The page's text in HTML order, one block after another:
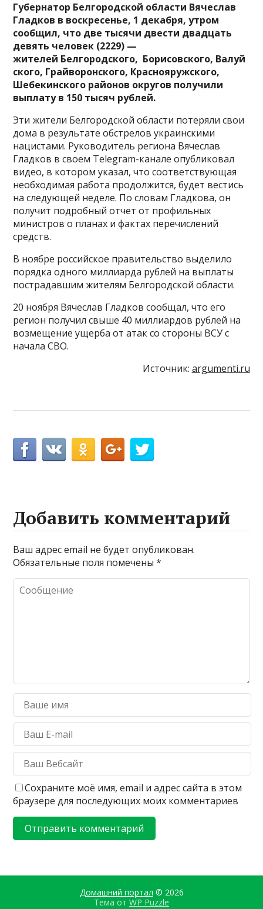
Губернатор Белгородской области Вячеслав
Гладков в воскресенье, 1 декабря, утром
сообщил, что две тысячи двести двадцать
девять человек (2229) —
жителей Белгородского, Борисовского, Валуй
ского, Грайворонского, Краснояружского,
Шебекинского районов округов получили
выплату в 150 тысяч рублей.
Эти жители Белгородской области потеряли свои
дома в результате обстрелов украинскими
нацистами. Руководитель региона Вячеслав
Гладков в своем Telegram-канале опубликовал
видео, в котором указал, что соответствующая
необходимая работа продолжится, будет вестись
на следующей неделе. По словам Гладкова, он
получит подробный отчет от профильных
министров о планах и фактах перечислений
средств.
В ноябре российское правительство выделило
порядка одного миллиарда рублей на выплаты
пострадавшим жителям Белгородской области.
20 ноября Вячеслав Гладков сообщал, что его
регион получил свыше 40 миллиардов рублей на
возмещение ущерба от атак со стороны ВСУ с
начала СВО.
Источник: argumenti.ru
Добавить комментарий
Ваш адрес email не будет опубликован.
Обязательные поля помечены*
Сохраните моё имя, email и адрес сайта в этом
браузере для последующих моих комментариев
Домашний портал © 2026
Тема от WP Puzzle